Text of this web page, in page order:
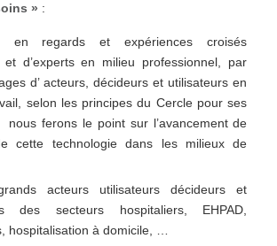
» :
en regards et expériences croisés
et d’experts en milieu professionnel, par
d’ acteurs, décideurs et utilisateurs en
selon les principes du Cercle pour ses
nous ferons le point sur l’avancement de
cette technologie dans les milieux de
acteurs utilisateurs décideurs et
des secteurs hospitaliers, EHPAD,
hospitalisation à domicile, …